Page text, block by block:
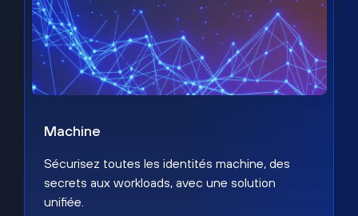
Machine
Sécurisez toutes les identités machine, des
secrets aux workloads, avec une solution
unifiée.